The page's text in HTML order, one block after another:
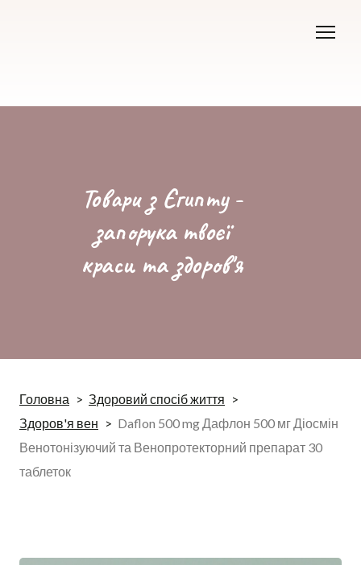
Товари з Єгипту -
запорука твоєї
краси та здоров'я
Головна
Здоровий спосіб життя
Здоров'я вен
Daflon 500 mg Дафлон 500 мг Діосмін
Венотонізуючий та Венопротекторний препарат 30
таблеток